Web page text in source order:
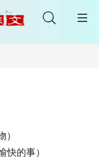
）
快的事）